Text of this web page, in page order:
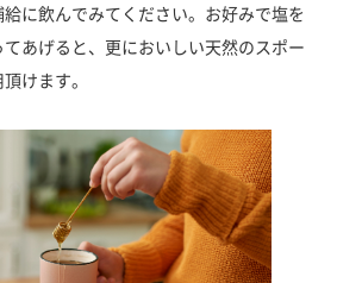
に飲んでみてください。お好みで塩を
あげると、更においしい天然のスポー
けます。